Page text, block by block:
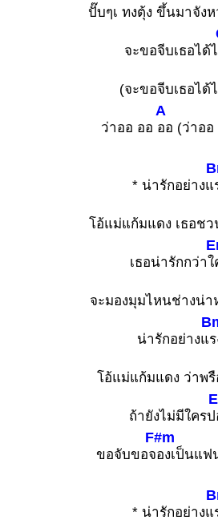
ปั๊บๆเ ทงตุ้ง ขึ้นมาจัง
จะขอจีบเธอได้ไ
(จะขอจีบเธอได้
ว่าออ ออ
A
ออ (ว่าออ
* น่ารักอย่างแ
โอ้แม่แก้มแดง เธอชว
เธอน่ารักกว่าใ
จะมองมุมไหนช่างน่า
น่ารักอย่างแ
โอ้แม่แก้มแดง ว่าพ
ถ้ายังไม่มีใครป
ขอจับขอจ
F#m
องเป็นแฟ
* น่ารักอย่างแ